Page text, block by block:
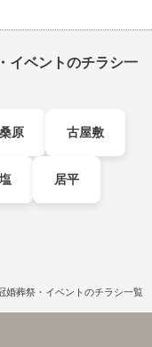
イベントのチラシ一
桑原 古屋敷
居平
婚葬祭・イベントのチラシ一覧